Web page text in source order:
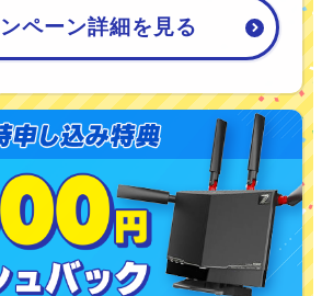
ペーン詳細を見る